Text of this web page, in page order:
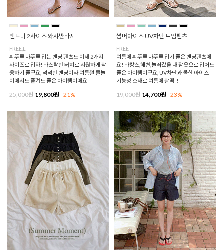
앤드미 2사이즈 와샤반바지
FREE,L
휘뚜루 마뚜루 입는 밴딩 팬츠도 이제 2가지
사이즈로 입자! 바스락한 터치로 시원하게 착
용하기 좋구요, 넉넉한 밴딩이라 여름철 물놀
이에서도 즐겨도 좋은 아이템이에요
25,000원 19,800원 21%
썸머아이스 UV차단 트임팬츠
FREE
여름에 휘뚜루 마뚜루 입기 좋은 밴딩팬츠에
요! 바캉스,해변,놀러갔을 때 잠옷으로 입어도
좋은 아이템이구요, UV차단과 쿨한 아이스
기능성 소재로 여름에 찰떡-!
19,000원 14,700원 23%